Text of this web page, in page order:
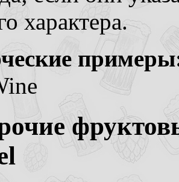
характера.